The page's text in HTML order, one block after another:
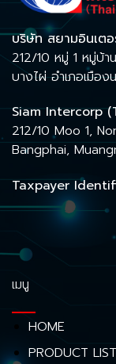
บริษัท สยามอินเตอ
212/10 หมู่ 1 หมู่บ้
บางไผ่ อำเภอเมือ
Siam Intercorp
212/10 Moo 1,
Bangphai,
Taxpayer
เมนู
HOME
PRODUCT LIST